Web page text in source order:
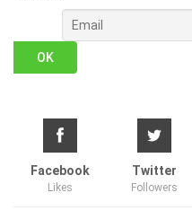
Facebook
Likes
Twitter
Followers